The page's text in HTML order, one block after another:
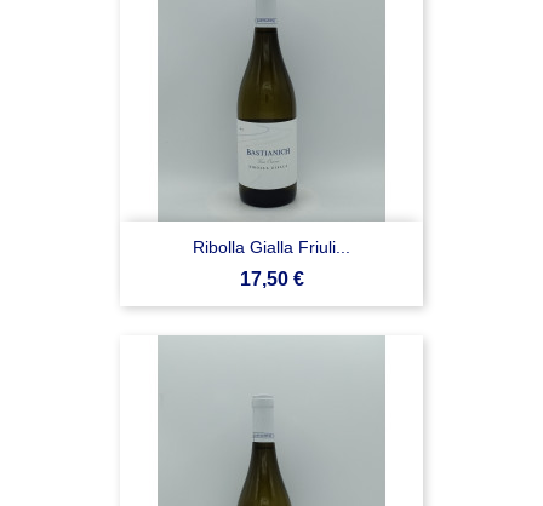
Ribolla Gialla Friuli...
Prezzo
17,50 €